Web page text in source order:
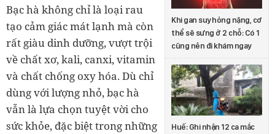
Khi gan suy hỏng nặng, cơ
thể sẽ sưng ở 2 chỗ: Có 1
cũng nên đi khám ngay
Huế: Ghi nhận 12 ca mắc
Bạc hà không chỉ là loại rau
tạo cảm giác mát lạnh mà còn
rất giàu dinh dưỡng, vượt trội
về chất xơ, kali, canxi, vitamin
và chất chống oxy hóa. Dù chỉ
dùng với lượng nhỏ, bạc hà
vẫn là lựa chọn tuyệt vời cho
sức khỏe, đặc biệt trong những